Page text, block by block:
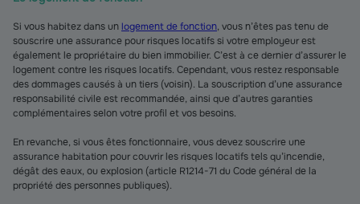
Si vous habitez dans un logement de fonction, vous n’êtes pas tenu de
souscrire une assurance pour risques locatifs si votre employeur est
également le propriétaire du bien immobilier. C’est à ce dernier d’assurer le
logement contre les risques locatifs. Cependant, vous restez responsable
des dommages causés à un tiers (voisin). La souscription d’une assurance
responsabilité civile est recommandée, ainsi que d’autres garanties
complémentaires selon votre profil et vos besoins.
En revanche, si vous êtes fonctionnaire, vous devez souscrire une
assurance habitation pour couvrir les risques locatifs tels qu’incendie,
dégât des eaux, ou explosion (article R1214-71 du Code général de la
propriété des personnes publiques).